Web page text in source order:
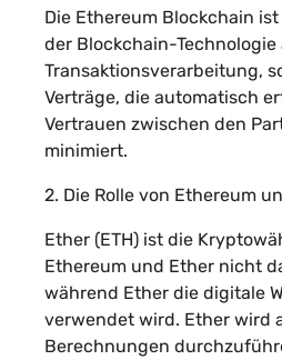
Die Ethereum Blockchain
der Blockchain-
Transaktionsverarbeitung,
Verträge, die automatisch
Vertrauen zwischen den
minimiert.
2. Die Rolle von Ethereum
Ether (ETH) ist die
Ethereum und Ether nicht
während Ether die digitale
verwendet wird. Ether wird
Berechnungen